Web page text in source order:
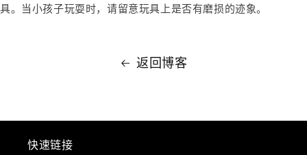
具。当小孩子玩耍时，请留意玩具上是否有磨损的迹象。
返回博客
快速链接